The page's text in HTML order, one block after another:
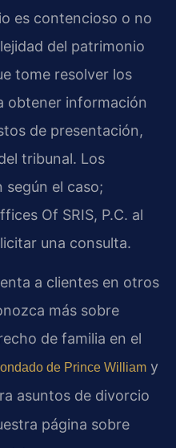
es contencioso o no
del patrimonio
tome resolver los
obtener información
de presentación,
tribunal. Los
según el caso;
Of SRIS, P.C. al
una consulta.
a clientes en otros
más sobre
de familia en el
de Prince William y
asuntos de divorcio
página sobre